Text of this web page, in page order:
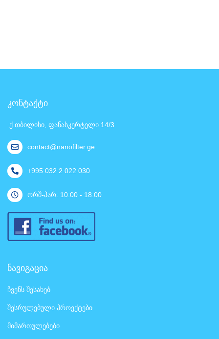
კონტაქტი
ქ.თბილისი, ფანასკერტელი 14/3
contact@nanofilter.ge
+995 032 2 022 030
ორშ-პარ: 10:00 - 18:00
ნავიგაცია
ჩვენს შესახებ
შესრულებული პროექტები
მიმართულებები